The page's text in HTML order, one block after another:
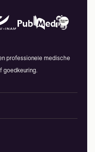
professionele medische
goedkeuring.